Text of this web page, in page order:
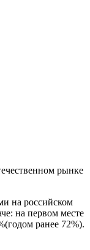
рынке
на российском
на первом месте
ранее 72%).